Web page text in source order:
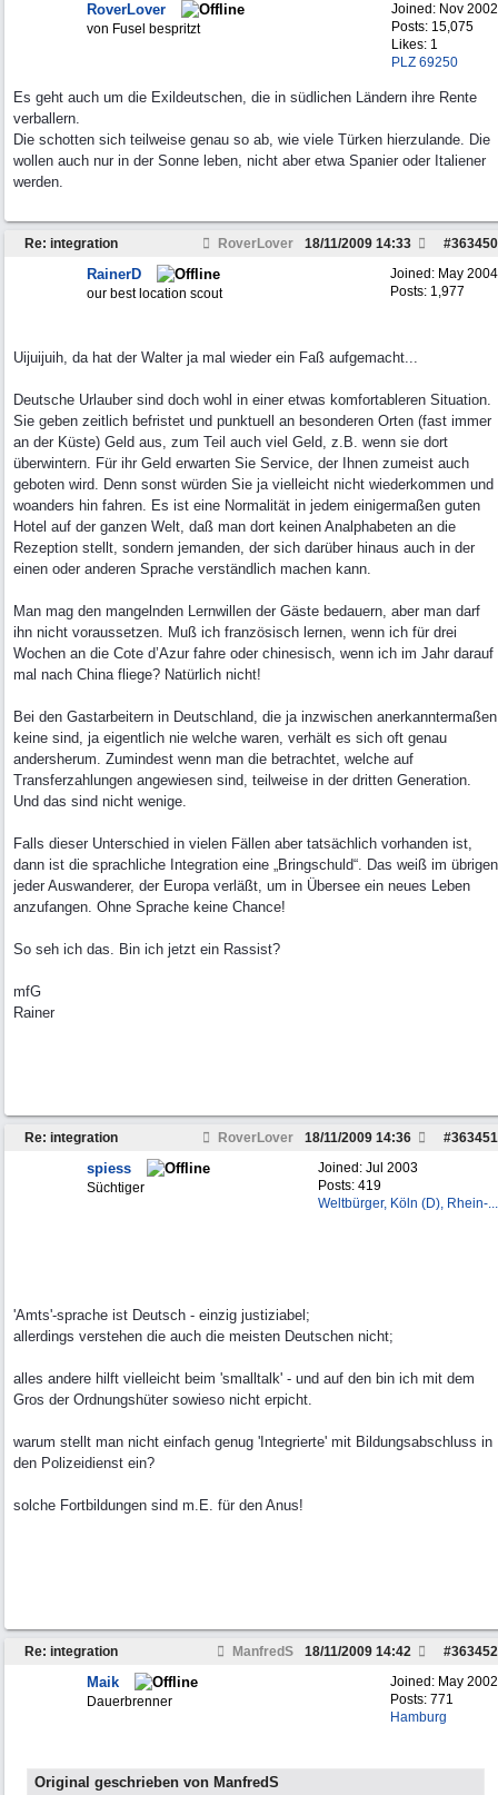
Joined: Nov 2002
Posts: 15,075
Likes: 1
PLZ 69250
RoverLover
von Fusel bespritzt
Es geht auch um die Exildeutschen, die in südlichen Ländern ihre Rente
verballern.
Die schotten sich teilweise genau so ab, wie viele Türken hierzulande. Die
wollen auch nur in der Sonne leben, nicht aber etwa Spanier oder Italiener
werden.
Re: integration RoverLover #363450
18/11/2009 14:33
Joined: May 2004
Posts: 1,977
RainerD
our best location scout
Uijuijuih, da hat der Walter ja mal wieder ein Faß aufgemacht...
Deutsche Urlauber sind doch wohl in einer etwas komfortableren Situation.
Sie geben zeitlich befristet und punktuell an besonderen Orten (fast immer
an der Küste) Geld aus, zum Teil auch viel Geld, z.B. wenn sie dort
überwintern. Für ihr Geld erwarten Sie Service, der Ihnen zumeist auch
geboten wird. Denn sonst würden Sie ja vielleicht nicht wiederkommen und
woanders hin fahren. Es ist eine Normalität in jedem einigermaßen guten
Hotel auf der ganzen Welt, daß man dort keinen Analphabeten an die
Rezeption stellt, sondern jemanden, der sich darüber hinaus auch in der
einen oder anderen Sprache verständlich machen kann.
Man mag den mangelnden Lernwillen der Gäste bedauern, aber man darf
ihn nicht voraussetzen. Muß ich französisch lernen, wenn ich für drei
Wochen an die Cote d’Azur fahre oder chinesisch, wenn ich im Jahr darauf
mal nach China fliege? Natürlich nicht!
Bei den Gastarbeitern in Deutschland, die ja inzwischen anerkanntermaßen
keine sind, ja eigentlich nie welche waren, verhält es sich oft genau
andersherum. Zumindest wenn man die betrachtet, welche auf
Transferzahlungen angewiesen sind, teilweise in der dritten Generation.
Und das sind nicht wenige.
Falls dieser Unterschied in vielen Fällen aber tatsächlich vorhanden ist,
dann ist die sprachliche Integration eine „Bringschuld“. Das weiß im übrigen
jeder Auswanderer, der Europa verläßt, um in Übersee ein neues Leben
anzufangen. Ohne Sprache keine Chance!
So seh ich das. Bin ich jetzt ein Rassist?
mfG
Rainer
Re: integration RoverLover #363451
18/11/2009 14:36
Joined: Jul 2003
Posts: 419
Weltbürger, Köln (D), Rhein-...
spiess
Süchtiger
'Amts'-sprache ist Deutsch - einzig justiziabel;
allerdings verstehen die auch die meisten Deutschen nicht;
alles andere hilft vielleicht beim 'smalltalk' - und auf den bin ich mit dem
Gros der Ordnungshüter sowieso nicht erpicht.
warum stellt man nicht einfach genug 'Integrierte' mit Bildungsabschluss in
den Polizeidienst ein?
solche Fortbildungen sind m.E. für den Anus!
Re: integration ManfredS #363452
18/11/2009 14:42
Joined: May 2002
Posts: 771
Hamburg
Maik
Dauerbrenner
Original geschrieben von ManfredS